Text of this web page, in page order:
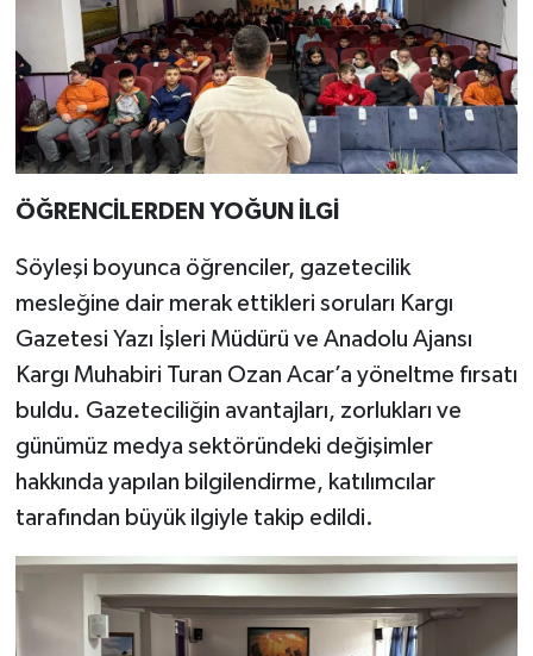
ÖĞRENCİLERDEN YOĞUN İLGİ
Söyleşi boyunca öğrenciler, gazetecilik
mesleğine dair merak ettikleri soruları Kargı
Gazetesi Yazı İşleri Müdürü ve Anadolu Ajansı
Kargı Muhabiri Turan Ozan Acar’a yöneltme fırsatı
buldu. Gazeteciliğin avantajları, zorlukları ve
günümüz medya sektöründeki değişimler
hakkında yapılan bilgilendirme, katılımcılar
tarafından büyük ilgiyle takip edildi.